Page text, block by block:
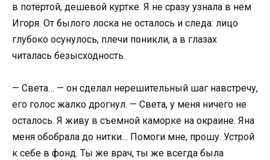
в потертой, дешевой куртке. Я не сразу узнала в нем
Игоря. От былого лоска не осталось и следа: лицо
глубоко осунулось, плечи поникли, а в глазах
читалась безысходность.
— Света… — он сделал нерешительный шаг навстречу,
его голос жалко дрогнул. — Света, у меня ничего не
осталось. Я живу в съемной каморке на окраине. Яна
меня обобрала до нитки… Помоги мне, прошу. Устрой
к себе в фонд. Ты же врач, ты же всегда была